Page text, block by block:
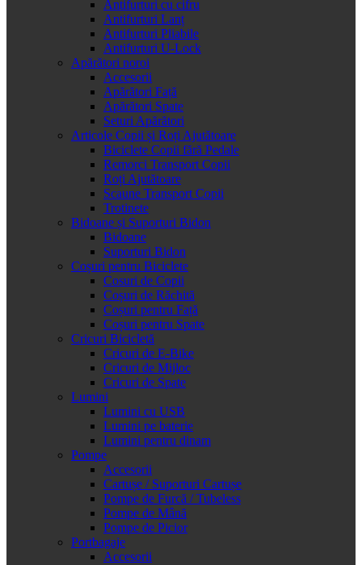
Antifurturi cu cifru
Antifurturi Lanț
Antifurturi Pliabile
Antifurturi U-Lock
Apărători noroi
Accesorii
Apărători Față
Apărători Spate
Seturi Apărători
Articole Copii și Roți Ajutătoare
Biciclete Copii fără Pedale
Remorci Transport Copii
Roți Ajutătoare
Scaune Transport Copii
Trotinete
Bidoane și Suporturi Bidon
Bidoane
Suporturi Bidon
Coșuri pentru Biciclete
Cosuri de Copii
Coșuri de Răchită
Coșuri pentru Față
Coșuri pentru Spate
Cricuri Bicicletă
Cricuri de E-Bike
Cricuri de Mijloc
Cricuri de Spate
Lumini
Lumini cu USB
Lumini pe baterie
Lumini pentru dinam
Pompe
Accesorii
Cartușe / Suporturi Cartușe
Pompe de Furcă / Tubeless
Pompe de Mână
Pompe de Picior
Portbagaje
Accesorii